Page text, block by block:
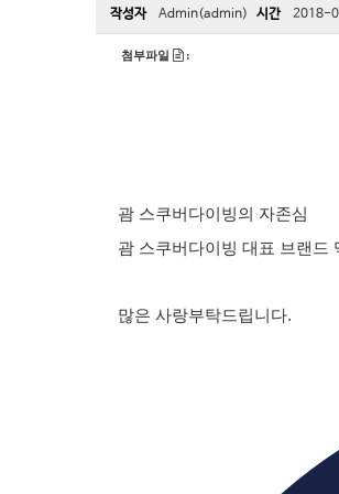
작성자 Admin(admin) 시간 2018-
첨부파일 :
괌 스쿠버다이빙의 자존심
괌 스쿠버다이빙 대표 브랜드
많은 사랑부탁드립니다.